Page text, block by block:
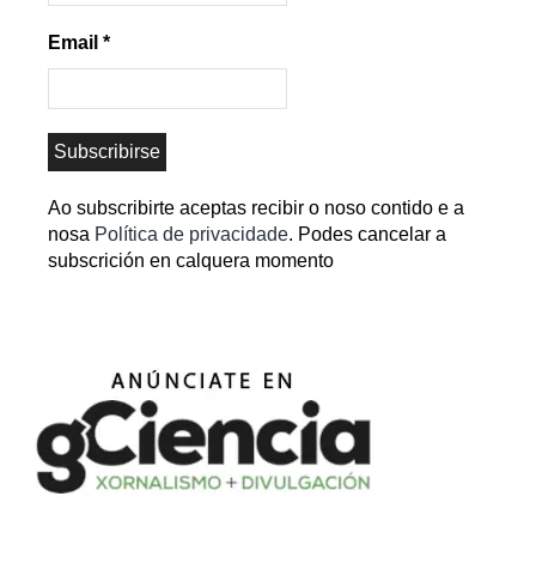
Email *
Ao subscribirte aceptas recibir o noso contido e a
nosa Política de privacidade. Podes cancelar a
subscrición en calquera momento